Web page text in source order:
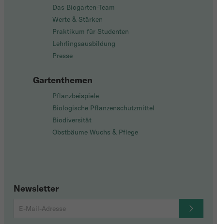
Das Biogarten-Team
Werte & Stärken
Praktikum für Studenten
Lehrlingsausbildung
Presse
Gartenthemen
Pflanzbeispiele
Biologische Pflanzenschutzmittel
Biodiversität
Obstbäume Wuchs & Pflege
Newsletter